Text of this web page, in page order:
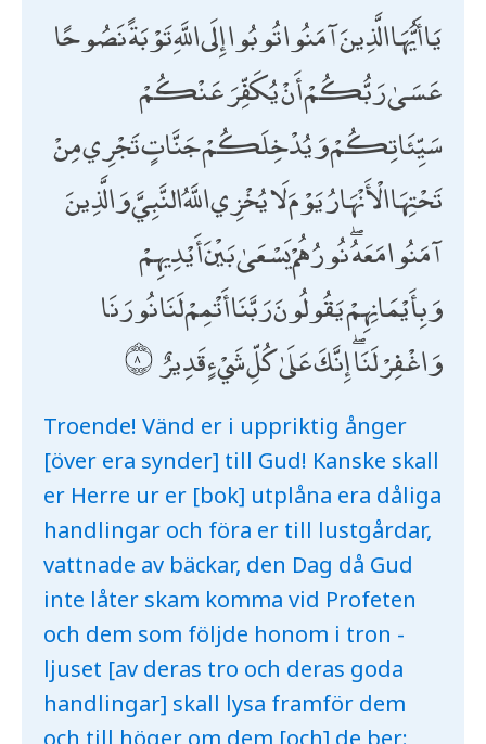
يَا أَيُّهَا الَّذِينَ آمَنُوا تُوبُوا إِلَى اللَّهِ تَوْبَةً نَصُوحًا
عَسَىٰ رَبُّكُمْ أَنْ يُكَفِّرَ عَنْكُمْ
سَيِّئَاتِكُمْ وَيُدْخِلَكُمْ جَنَّاتٍ تَجْرِي مِنْ
تَحْتِهَا الْأَنْهَارُ يَوْمَ لَا يُخْزِي اللَّهُ النَّبِيَّ وَالَّذِينَ
آمَنُوا مَعَهُ ۖ نُورُهُمْ يَسْعَىٰ بَيْنَ أَيْدِيهِمْ
وَبِأَيْمَانِهِمْ يَقُولُونَ رَبَّنَا أَتْمِمْ لَنَا نُورَنَا
وَاغْفِرْ لَنَا ۖ إِنَّكَ عَلَىٰ كُلِّ شَيْءٍ قَدِيرٌ
Troende! Vänd er i uppriktig ånger
[över era synder] till Gud! Kanske skall
er Herre ur er [bok] utplåna era dåliga
handlingar och föra er till lustgårdar,
vattnade av bäckar, den Dag då Gud
inte låter skam komma vid Profeten
och dem som följde honom i tron -
ljuset [av deras tro och deras goda
handlingar] skall lysa framför dem
och till höger om dem [och] de ber: